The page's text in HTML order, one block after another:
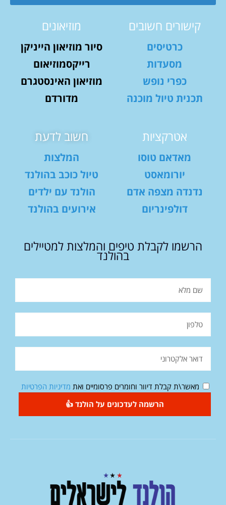
קישורים חשובים
כרטיסים
מסעדות
כפרי נופש
תכנית טיול מוכנה
מוזיאונים
סיור מוזיאון הייניקן
רייקסמוזיאום
מוזיאון האינסטגרם
מדורדם
אטרקציות
מאדאם טוסו
יורומאסט
נדנדה מצפה אדם
דולפינריום
חשוב לדעת
המלצות
טיול כוכב בהולנד
הולנד עם ילדים
אירועים בהולנד
הרשמו לקבלת טיפים והמלצות למטיילים
בהולנד
מאשר\ת קבלת דיוור וחומרים פרסומיים ואת מדיניות הפרטיות
הרשמה לעדכונים על הולנד 👍